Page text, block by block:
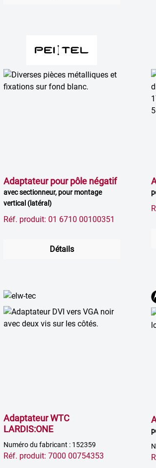
Adaptateur pour pôle négatif
avec sectionneur, pour montage
vertical (latéral)
Réf. produit: 01 6710 00100351
Détails
Adaptateur WTC
LARDIS:ONE
Numéro du fabricant : 152359
Réf. produit: 7000 00754353